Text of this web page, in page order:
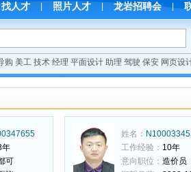
找人才 照片人才 龙岩招聘会 |
购 美工 技术 经理 平面设计 助理 驾驶 保安 网页设
年
可
姓名：
工作经验： 10年
意向职位： 造价员